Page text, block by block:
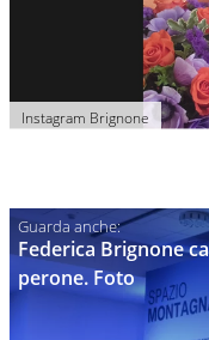
Instagram Brignone
Federica Brignone
perone. Foto